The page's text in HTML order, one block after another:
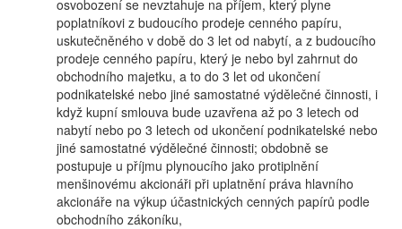
osvobození se nevztahuje na příjem, který plyne
poplatníkovi z budoucího prodeje cenného papíru,
uskutečněného v době do 3 let od nabytí, a z budoucího
prodeje cenného papíru, který je nebo byl zahrnut do
obchodního majetku, a to do 3 let od ukončení
podnikatelské nebo jiné samostatné výdělečné činnosti, i
když kupní smlouva bude uzavřena až po 3 letech od
nabytí nebo po 3 letech od ukončení podnikatelské nebo
jiné samostatné výdělečné činnosti; obdobně se
postupuje u příjmu plynoucího jako protiplnění
menšinovému akcionáři při uplatnění práva hlavního
akcionáře na výkup účastnických cenných papírů podle
obchodního zákoníku,